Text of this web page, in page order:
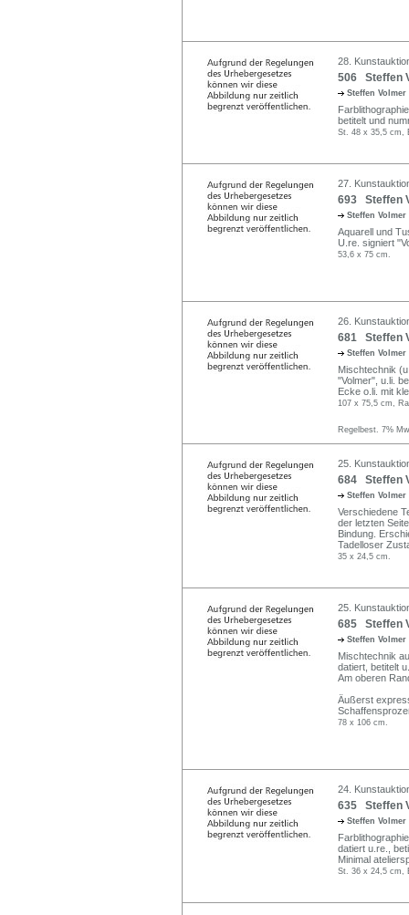
28.
506 Steffen
Steffen Volmer
betitelt und
St. 48 x 35,5 cm,
27.
693 Steffen
Steffen Volmer
Aquarell und
U.re. signiert
53,6 x 75 cm.
26.
681 Steffen
Steffen Volmer
Mischtechnik
"Volmer", u.li.
Ecke o.li. mit
107 x 75,5 cm,
Regelbest. 7%
25.
684 Steffen
Steffen Volmer
Verschiedene
der letzten
Bindung.
Tadelloser
35 x 24,5 cm.
25.
685 Steffen
Steffen Volmer
Mischtechnik
datiert, betitelt
Am oberen
Äußerst
78 x 106 cm.
24.
635 Steffen
Steffen Volmer
datiert u.re.,
Minimal
St. 36 x 24,5 cm,